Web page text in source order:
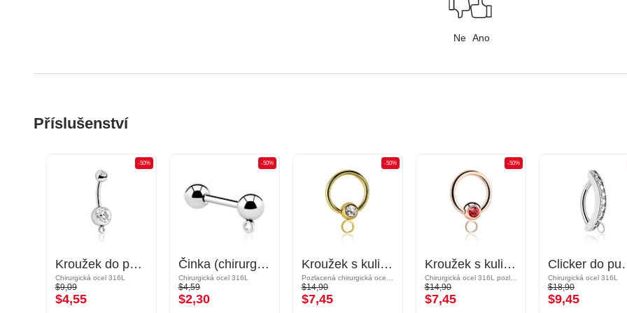
Ne Ano
Příslušenství
-50%
Kroužek do pupíku (chirurgická ocel, stříbrná, lesklý povrch) s obručí pro koncovky a krystalovým kamínkem
Chirurgická ocel 316L
$9,09
$4,55
-50%
Činka (chirurgická ocel, stříbrná, lesklý povrch) s obručí pro koncovky
Chirurgická ocel 316L
$4,59
$2,30
-50%
Kroužek s kuličkou (chirurgická ocel, zlatá, lesklý povrch) s krystalovým kamínkem a obručí pro koncovky
$14,90
$7,45
-50%
Kroužek s kuličkou (chirurgická ocel, růžové zlato, lesklý povrch) s krystalovým kamínkem a obručí pro koncovky
$14,90
$7,45
Clicker do
Chirurgická ocel 316L
$18,90
$9,45